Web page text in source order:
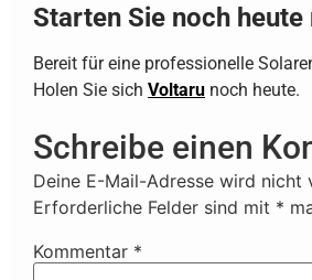
Starten Sie noch
Bereit für eine professionelle
Holen Sie sich Voltaru noch heute.
Schreibe einen
Deine E-Mail-Adresse wird nicht
Erforderliche Felder sind mit *
Kommentar *